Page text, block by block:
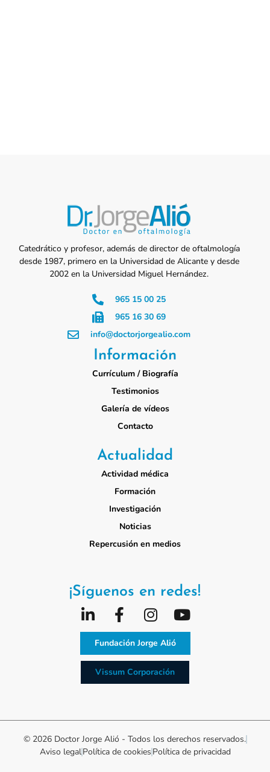
Catedrático y profesor, además de director de oftalmología
desde 1987, primero en la Universidad de Alicante y desde
2002 en la Universidad Miguel Hernández.
965 15 00 25
965 16 30 69
info@doctorjorgealio.com
Información
Currículum / Biografía
Testimonios
Galería de vídeos
Contacto
Actualidad
Actividad médica
Formación
Investigación
Noticias
Repercusión en medios
¡Síguenos en redes!
Fundación Jorge Alió
Vissum Corporación
© 2026 Doctor Jorge Alió - Todos los derechos reservados.
Aviso legalPolítica de cookies Política de privacidad